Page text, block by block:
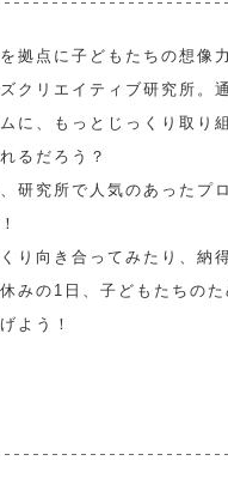
拠点に子どもたちの想像
クリエイティブ研究所。
に、もっとじっくり取り
るだろう？
研究所で人気のあったプ
り向き合ってみたり、納
みの1日、子どもたちの
よう！